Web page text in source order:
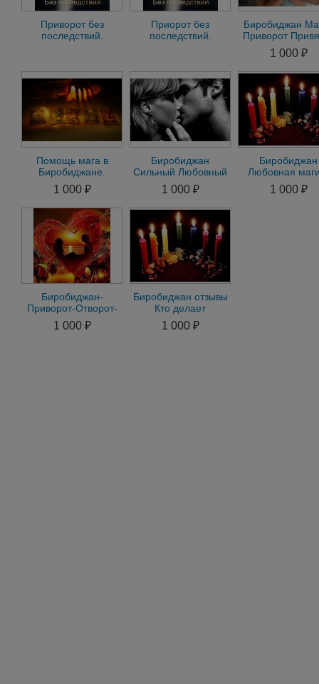
Приворот без
последствий.
биробиджан
Приорот без
последствий.
биробиджан
Биробиджан
Приворот
Присушка
1 000 ₽
Помощь мага в
Биробиджане.
Приворот в
Биробиджане.
Гадание
1 000 ₽
Биробиджан
Сильный Любовный
Приворот на
Мужчину на
Женщину Гадание
1 000 ₽
Биробиджан
Любовная
Приворот-
Привязка-
1 000 ₽
Биробиджан-
Приворот-Отворот-
Присушка-Привязка-
Гадание-Магия
1 000 ₽
Биробиджан отзывы
Кто делает
Привороты.
Отвороты. Гадание.
1 000 ₽